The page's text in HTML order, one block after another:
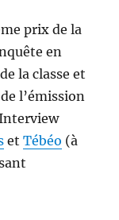
prix de la
en
la classe et
l’émission
etTébéo (à